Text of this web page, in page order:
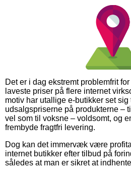
Det er i dag ekstremt problemfrit
laveste priser på flere internet
motiv har utallige e-butikker set
udsalgspriserne på produkterne –
vel som til voksne – voldsomt, og
frembyde fragtfri levering.
Dog kan det immervæk være
internet butikker efter tilbud på
således at man er sikret at